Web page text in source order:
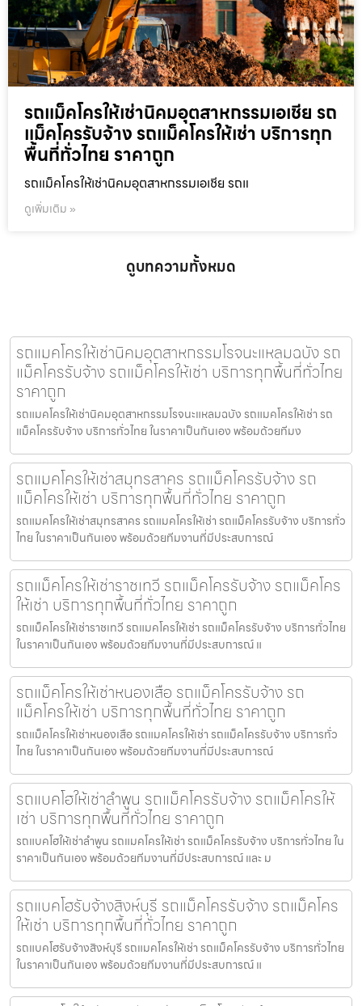
รถแม็คโครให้เช่านิคมอุตสาหกรรมเอเชีย รถ
แม็คโครรับจ้าง รถแม็คโครให้เช่า บริการทุก
พื้นที่ทั่วไทย ราคาถูก
รถแม็คโครให้เช่านิคมอุตสาหกรรมเอเชีย รถแ
ดูเพิ่มเติม »
ดูบทความทั้งหมด
รถแมคโครให้เช่านิคมอุตสาหกรรมโรจนะแหลมฉบัง รถ
แม็คโครรับจ้าง รถแม็คโครให้เช่า บริการทุกพื้นที่ทั่วไทย
ราคาถูก
รถแมคโครให้เช่านิคมอุตสาหกรรมโรจนะแหลมฉบัง รถแมคโครให้เช่า รถ
แม็คโครรับจ้าง บริการทั่วไทย ในราคาเป็นกันเอง พร้อมด้วยทีมง
รถแมคโครให้เช่าสมุทรสาคร รถแม็คโครรับจ้าง รถ
แม็คโครให้เช่า บริการทุกพื้นที่ทั่วไทย ราคาถูก
รถแมคโครให้เช่าสมุทรสาคร รถแมคโครให้เช่า รถแม็คโครรับจ้าง บริการทั่ว
ไทย ในราคาเป็นกันเอง พร้อมด้วยทีมงานที่มีประสบการณ์
รถแม็คโครให้เช่าราชเทวี รถแม็คโครรับจ้าง รถแม็คโคร
ให้เช่า บริการทุกพื้นที่ทั่วไทย ราคาถูก
รถแม็คโครให้เช่าราชเทวี รถแมคโครให้เช่า รถแม็คโครรับจ้าง บริการทั่วไทย
ในราคาเป็นกันเอง พร้อมด้วยทีมงานที่มีประสบการณ์ แ
รถแม็คโครให้เช่าหนองเสือ รถแม็คโครรับจ้าง รถ
แม็คโครให้เช่า บริการทุกพื้นที่ทั่วไทย ราคาถูก
รถแม็คโครให้เช่าหนองเสือ รถแมคโครให้เช่า รถแม็คโครรับจ้าง บริการทั่ว
ไทย ในราคาเป็นกันเอง พร้อมด้วยทีมงานที่มีประสบการณ์
รถแบคโฮให้เช่าลำพูน รถแม็คโครรับจ้าง รถแม็คโครให้
เช่า บริการทุกพื้นที่ทั่วไทย ราคาถูก
รถแบคโฮให้เช่าลำพูน รถแมคโครให้เช่า รถแม็คโครรับจ้าง บริการทั่วไทย ใน
ราคาเป็นกันเอง พร้อมด้วยทีมงานที่มีประสบการณ์ และ ม
รถแบคโฮรับจ้างสิงห์บุรี รถแม็คโครรับจ้าง รถแม็คโคร
ให้เช่า บริการทุกพื้นที่ทั่วไทย ราคาถูก
รถแบคโฮรับจ้างสิงห์บุรี รถแมคโครให้เช่า รถแม็คโครรับจ้าง บริการทั่วไทย
ในราคาเป็นกันเอง พร้อมด้วยทีมงานที่มีประสบการณ์ แ